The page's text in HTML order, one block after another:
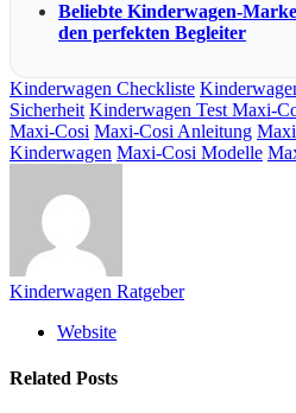
Beliebte Kinderwagen-
den perfekten Begleiter
Kinderwagen Checkliste
Sicherheit Kinderwagen Test Maxi-
Maxi-Cosi Maxi-Cosi Anleitung
Kinderwagen Maxi-Cosi Modelle
Kinderwagen Ratgeber
Website
Related Posts